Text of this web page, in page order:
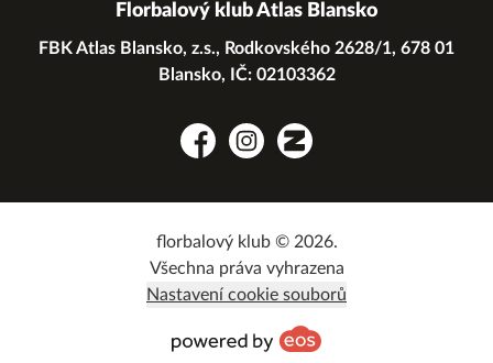
Florbalový klub Atlas Blansko
FBK Atlas Blansko, z.s., Rodkovského 2628/1, 678 01
Blansko, IČ: 02103362
FacebookInstagramZonerama
florbalový klub © 2026.
Všechna práva vyhrazena
Nastavení cookie souborů